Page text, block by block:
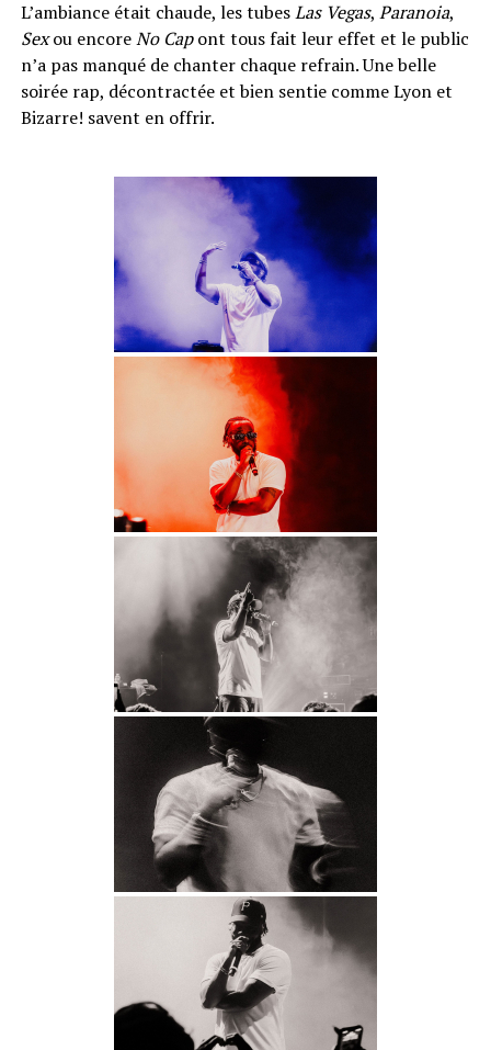
L’ambiance était chaude, les tubesLas Vegas, Paranoia,
Sexou encoreNo Capont tous fait leur effet et le public
n’a pas manqué de chanter chaque refrain. Une belle
soirée rap, décontractée et bien sentie comme Lyon et
Bizarre! savent en offrir.